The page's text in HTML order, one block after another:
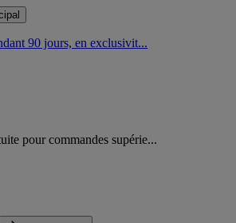
90 jours, en exclusivit...
pour commandes supérie...